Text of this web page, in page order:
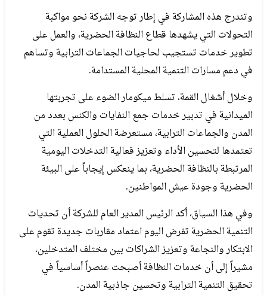
وتندرج هذه المشاركة في إطار توجه الشركة نحو مواكبة
التحولات التي يشهدها قطاع النظافة الحضرية، والعمل على
تطوير خدمات تستجيب لحاجيات الجماعات الترابية وتساهم
في دعم مسارات التنمية المحلية المستدامة.
وخلال أشغال القمة، تسلط ميكومار الضوء على تجربتها
الميدانية في تدبير خدمات جمع النفايات والكنس بعدد من
المدن والجماعات الترابية، مستعرضة الحلول العملية التي
تعتمدها لتحسين الأداء وتعزيز فعالية التدخلات اليومية
المرتبطة بالنظافة الحضرية، بما ينعكس إيجاباً على البيئة
الحضرية وجودة عيش المواطنين.
وفي هذا السياق، أكد الرئيس المدير العام للشركة أن تحديات
التنمية الحضرية تفرض اليوم اعتماد مقاربات جديدة تقوم على
الابتكار والنجاعة وتعزيز الشراكات بين مختلف المتدخلين،
مشيراً إلى أن خدمات النظافة أصبحت عنصراً أساسياً في
تحقيق التنمية الترابية وتحسين جاذبية المدن.